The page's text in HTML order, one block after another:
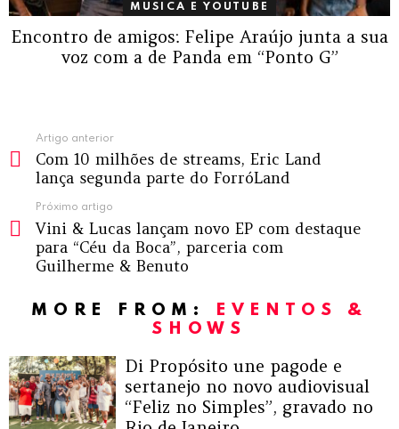
MUSICA E YOUTUBE
Encontro de amigos: Felipe Araújo junta a sua
voz com a de Panda em “Ponto G”
mais
Artigo anterior
Com 10 milhões de streams, Eric Land
lança segunda parte do ForróLand
Próximo artigo
Vini & Lucas lançam novo EP com destaque
para “Céu da Boca”, parceria com
Guilherme & Benuto
MORE FROM:
EVENTOS &
SHOWS
Di Propósito une pagode e
sertanejo no novo audiovisual
“Feliz no Simples”, gravado no